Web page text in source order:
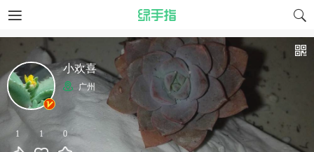
1 1 0
小欢喜
广州